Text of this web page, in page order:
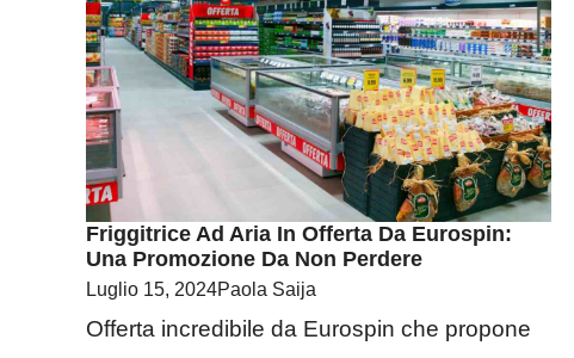
Friggitrice Ad Aria In Offerta Da Eurospin:
Una Promozione Da Non Perdere
Luglio 15, 2024Paola Saija
Offerta incredibile da Eurospin che propone